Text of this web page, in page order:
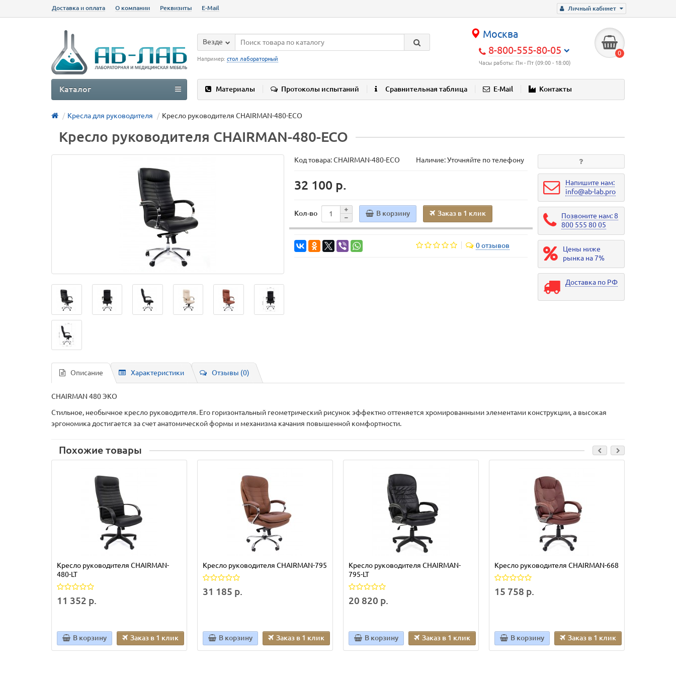
Личный кабинет
Доставка и оплата О компании Реквизиты E-Mail
Москва
8-800-555-80-05
Часы работы: Пн - Пт (09:00 - 18:00)
0
Везде
Например: стол лабораторный
Материалы Протоколы испытаний Сравнительная таблица E-Mail Контакты
Каталог
Кресла для руководителя Кресло руководителя CHAIRMAN-480-ECO
Кресло руководителя CHAIRMAN-480-ECO
Код товара:CHAIRMAN-480-ECO Наличие: Уточняйте по телефону
32 100 р.
Кол-во В корзину Заказ в 1 клик
0 отзывов
Напишите нам:
info@ab-lab.pro
Позвоните нам: 8
800 555 80 05
Цены ниже
рынка на 7%
Доставка по РФ
Описание Характеристики Отзывы (0)
CHAIRMAN 480 ЭКО
Стильное, необычное кресло руководителя. Его горизонтальный геометрический рисунок эффектно оттеняется хромированными элементами конструкции, а высокая
эргономика достигается за счет анатомической формы и механизма качания повышенной комфортности.
Похожие товары
Кресло руководителя CHAIRMAN-
480-LT
11 352 р.
В корзину Заказ в 1 клик
Кресло руководителя CHAIRMAN-795
31 185 р.
В корзину Заказ в 1 клик
Кресло руководителя CHAIRMAN-
795-LT
20 820 р.
В корзину Заказ в 1 клик
Кресло руководителя CHAIRMAN-668
15 758 р.
В корзину Заказ в 1 клик